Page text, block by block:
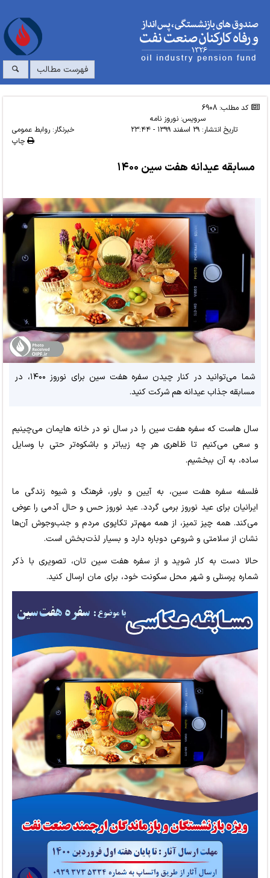
فهرست مطالب
کد مطلب: 6908
سرویس: نوروز نامه
تاریخ انتشار:۲۹ اسفند ۱۳۹۹ - ۲۳:۴۴
خبرنگار: روابط عمومی
چاپ
مسابقه عیدانه هفت سین ۱۴۰۰
شما می‌توانید در کنار چیدن سفره هفت سین برای نوروز ۱۴۰۰، در
مسابقه جذاب عیدانه هم شرکت کنید.
سال هاست که سفره هفت سین را در سال نو در خانه هایمان می‌چینیم
و سعی می‌کنیم تا ظاهری هر چه زیباتر و باشکوه‌تر حتی با وسایل
ساده، به آن ببخشیم.
فلسفه سفره هفت سین، به آیین و باور، فرهنگ و شیوه زندگی ما
ایرانیان برای عید نوروز برمی گردد. عید نوروز حس و حال آدمی را عوض
می‌کند. همه چیز تمیز، از همه مهم‌تر تکاپوی مردم و جنب‌وجوش آن‌ها
نشان از سلامتی و شروعی دوباره دارد و بسیار لذت‌بخش است.
حالا دست به کار شوید و از سفره هفت سین تان، تصویری با ذکر
شماره پرسنلی و شهر محل سکونت خود، برای مان ارسال کنید.